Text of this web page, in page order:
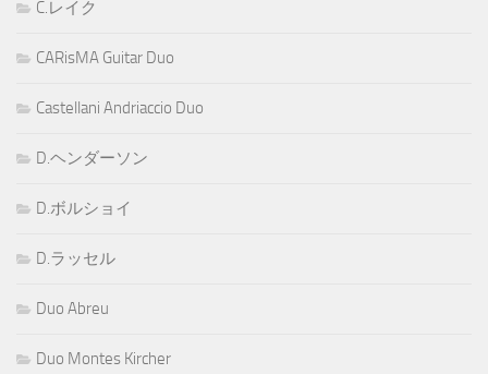
C.レイク
CARisMA Guitar Duo
Castellani Andriaccio Duo
D.ヘンダーソン
D.ボルショイ
D.ラッセル
Duo Abreu
Duo Montes Kircher